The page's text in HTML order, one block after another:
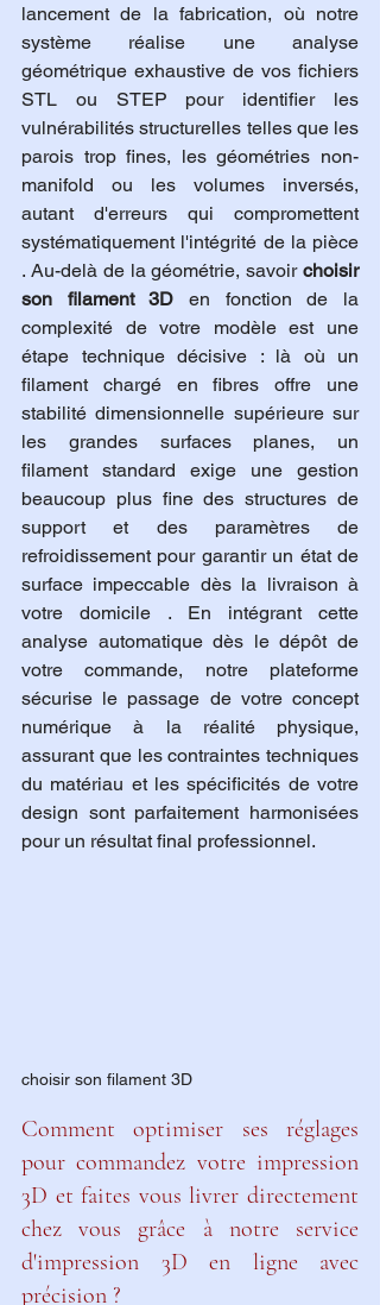
lancement de la fabrication, où notre
système réalise une analyse
géométrique exhaustive de vos fichiers
STL ou STEP pour identifier les
vulnérabilités structurelles telles que les
parois trop fines, les géométries non-
manifold ou les volumes inversés,
autant d'erreurs qui compromettent
systématiquement l'intégrité de la pièce
. Au-delà de la géométrie, savoir choisir
son filament 3D en fonction de la
complexité de votre modèle est une
étape technique décisive : là où un
filament chargé en fibres offre une
stabilité dimensionnelle supérieure sur
les grandes surfaces planes, un
filament standard exige une gestion
beaucoup plus fine des structures de
support et des paramètres de
refroidissement pour garantir un état de
surface impeccable dès la livraison à
votre domicile . En intégrant cette
analyse automatique dès le dépôt de
votre commande, notre plateforme
sécurise le passage de votre concept
numérique à la réalité physique,
assurant que les contraintes techniques
du matériau et les spécificités de votre
design sont parfaitement harmonisées
pour un résultat final professionnel.
choisir son filament 3D
Comment optimiser ses réglages
pour commandez votre impression
3D et faites vous livrer directement
chez vous grâce à notre service
d'impression 3D en ligne avec
précision ?